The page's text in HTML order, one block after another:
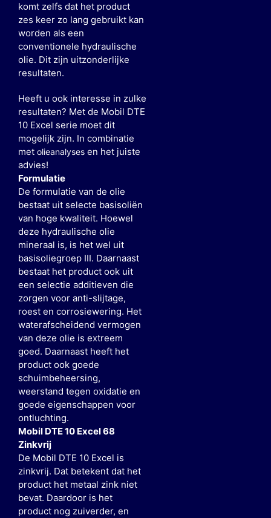
komt zelfs dat het product
zes keer zo lang gebruikt kan
worden als een
conventionele hydraulische
olie. Dit zijn uitzonderlijke
resultaten.
Heeft u ook interesse in zulke
resultaten? Met de Mobil DTE
10 Excel serie moet dit
mogelijk zijn. In combinatie
met olieanalysesen het juiste
advies!
Formulatie
De formulatie van de olie
bestaat uit selecte basisoliën
van hoge kwaliteit. Hoewel
deze hydraulische olie
mineraal is, is het wel uit
basisoliegroep III. Daarnaast
bestaat het product ook uit
een selectie additieven die
zorgen voor anti-slijtage,
roest en corrosiewering. Het
waterafscheidend vermogen
van deze olie is extreem
goed. Daarnaast heeft het
product ook goede
schuimbeheersing,
weerstand tegen oxidatie en
goede eigenschappen voor
ontluchting.
Mobil DTE 10 Excel 68
Zinkvrij
De Mobil DTE 10 Excel is
zinkvrij. Dat betekent dat het
product het metaal zink niet
bevat. Daardoor is het
product nog zuiverder, en